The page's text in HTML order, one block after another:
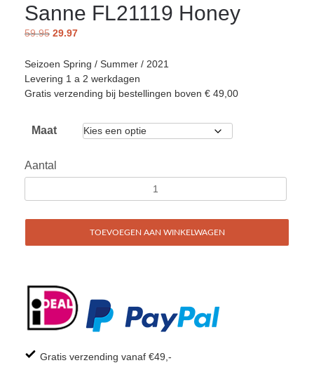
Sanne FL21119 Honey
59.95 29.97
Seizoen Spring / Summer / 2021
Levering 1 a 2 werkdagen
Gratis verzending bij bestellingen boven € 49,00
Maat
Aantal
TOEVOEGEN AAN WINKELWAGEN
Gratis verzending vanaf €49,-